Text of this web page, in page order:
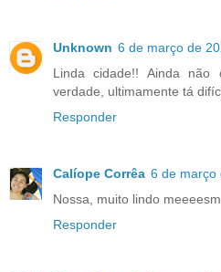
Unknown 6 de março de
Linda cidade!! Ainda não
verdade, ultimamente tá
Responder
Calíope Corrêa 6 de março
Nossa, muito lindo
Responder